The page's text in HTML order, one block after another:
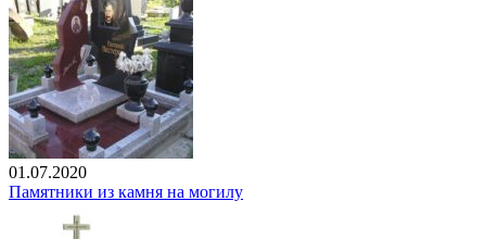
01.07.2020
Памятники из камня на могилу